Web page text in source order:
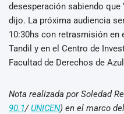
desesperación sabiendo que
dijo. La próxima audiencia
10:30hs con retrasmisión en
Tandil y en el Centro de
Facultad de Derechos de
Nota realizada por Soledad
90.1/UNICEN) en el marco